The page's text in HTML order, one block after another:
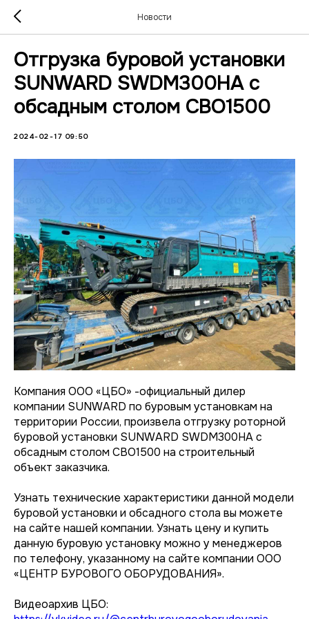
Новости
Отгрузка буровой установки
SUNWARD SWDM300HA с
обсадным столом CBO1500
2024-02-17 09:50
Компания ООО «ЦБО» -официальный дилер
компании SUNWARD по буровым установкам на
территории России, произвела отгрузку роторной
буровой установки SUNWARD SWDM300HA с
обсадным столом CBO1500 на строительный
объект заказчика.
Узнать технические характеристики данной модели
буровой установки и обсадного стола вы можете
на сайте нашей компании. Узнать цену и купить
данную буровую установку можно у менеджеров
по телефону, указанному на сайте компании ООО
«ЦЕНТР БУРОВОГО ОБОРУДОВАНИЯ».
Видеоархив ЦБО: